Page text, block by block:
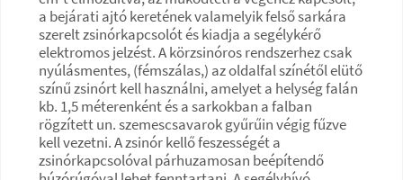
a bejárati ajtó keretének valamelyik felső sarkára
szerelt zsinórkapcsolót és kiadja a segélykérő
elektromos jelzést. A körzsinóros rendszerhez csak
nyúlásmentes, (fémszálas,) az oldalfal színétől elütő
színű zsinórt kell használni, amelyet a helység falán
kb. 1,5 méterenként és a sarkokban a falban
rögzített un. szemescsavarok gyűrűin végig fűzve
kell vezetni. A zsinór kellő feszességét a
zsinórkapcsolóval párhuzamosan beépítendő